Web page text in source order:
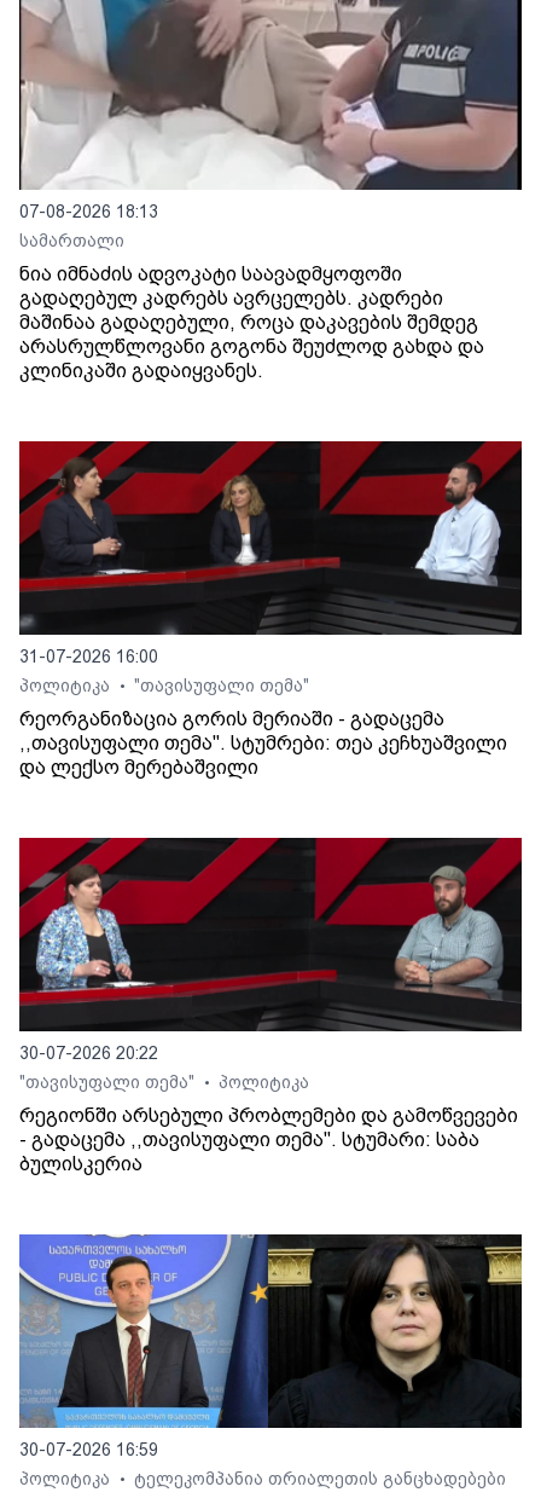
07-08-2026 18:13
სამართალი
ნია იმნაძის ადვოკატი საავადმყოფოში
გადაღებულ კადრებს ავრცელებს. კადრები
მაშინაა გადაღებული, როცა დაკავების შემდეგ
არასრულწლოვანი გოგონა შეუძლოდ გახდა და
კლინიკაში გადაიყვანეს.
31-07-2026 16:00
პოლიტიკა
• "თავისუფალი თემა"
რეორგანიზაცია გორის მერიაში - გადაცემა
,,თავისუფალი თემა". სტუმრები: თეა კეჩხუაშვილი
და ლექსო მერებაშვილი
30-07-2026 20:22
"თავისუფალი თემა"
• პოლიტიკა
რეგიონში არსებული პრობლემები და გამოწვევები
- გადაცემა ,,თავისუფალი თემა". სტუმარი: საბა
ბულისკერია
30-07-2026 16:59
პოლიტიკა
• ტელეკომპანია თრიალეთის განცხადებები